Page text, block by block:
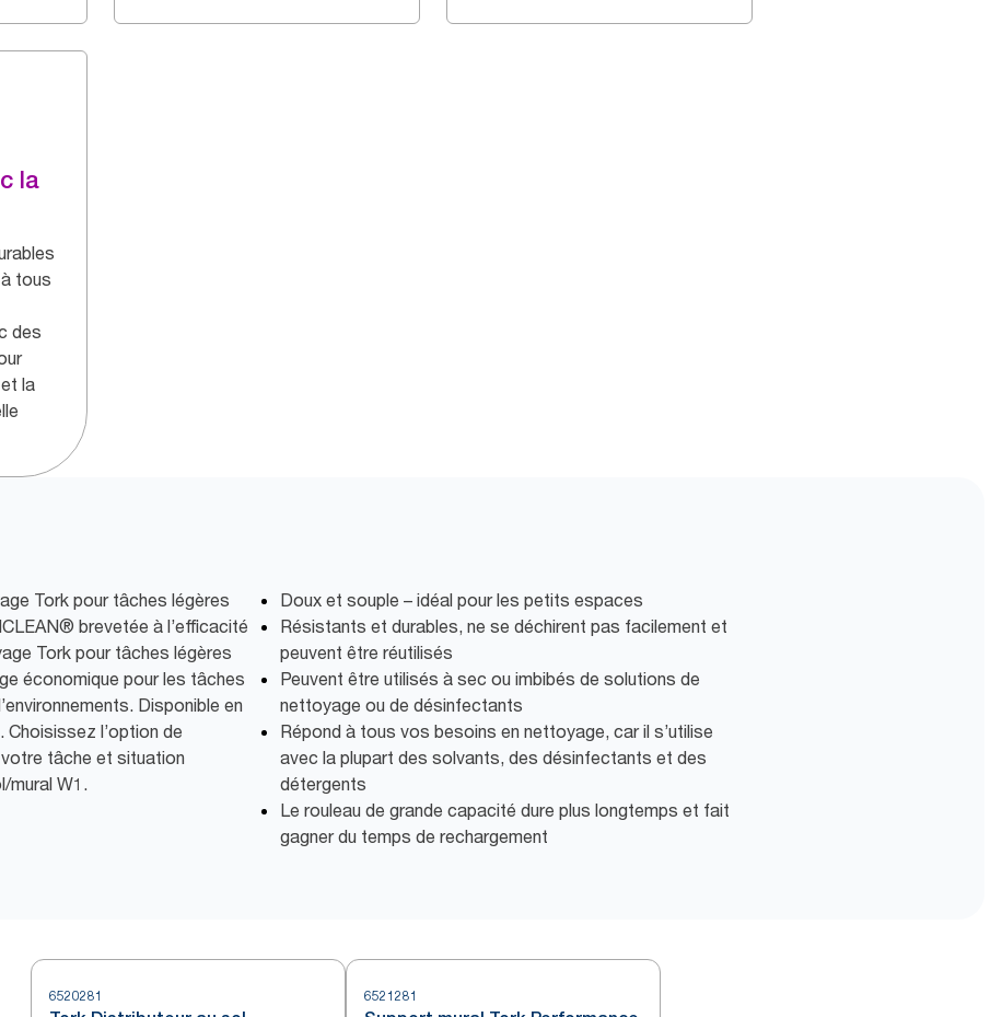
la
tous
des
la
Tork pour tâches légères
brevetée à l’efficacité
Tork pour tâches légères
économique pour les tâches
Disponible en
Choisissez l’option de
tâche et situation
mural W1.
Doux et souple – idéal pour les petits espaces
Résistants et durables, ne se déchirent pas facilement et
peuvent être réutilisés
Peuvent être utilisés à sec ou imbibés de solutions de
nettoyage ou de désinfectants
Répond à tous vos besoins en nettoyage, car il s’utilise
avec la plupart des solvants, des désinfectants et des
détergents
Le rouleau de grande capacité dure plus longtemps et fait
gagner du temps de rechargement
6520281 6521281